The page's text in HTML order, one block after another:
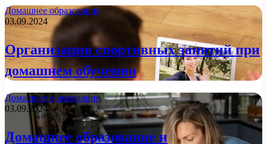
Домашнее образование
03.09.2024
Организация спортивных занятий при
домашнем обучении
Домашнее образование
03.09.2024
Домашнее образование и